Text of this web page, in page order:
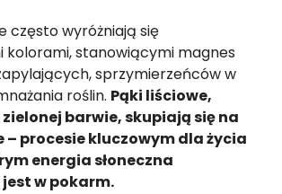
często wyróżniają się
kolorami, stanowiącymi magnes
sprzymierzeńców w
roślin. Pąki liściowe,
barwie, skupiają się na
procesie kluczowym dla życia
energia słoneczna
w pokarm.